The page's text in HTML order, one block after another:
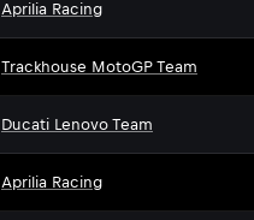
Aprilia Racing
Trackhouse MotoGP Team
Ducati Lenovo Team
Aprilia Racing